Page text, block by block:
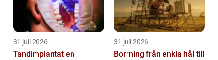
31 juli 2026
Tandimplantat en
31 juli 2026
Borrning från enkla hål till